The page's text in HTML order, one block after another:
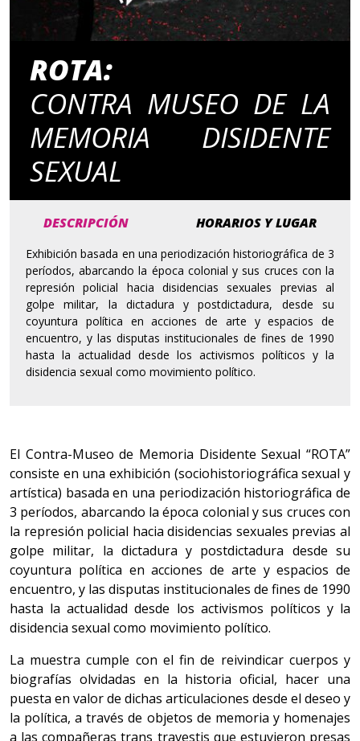
ROTA:
CONTRA MUSEO DE LA
MEMORIA DISIDENTE
SEXUAL
DESCRIPCIÓN HORARIOS Y LUGAR
Exhibición basada en una periodización historiográfica de 3
períodos, abarcando la época colonial y sus cruces con la
represión policial hacia disidencias sexuales previas al
golpe militar, la dictadura y postdictadura, desde su
coyuntura política en acciones de arte y espacios de
encuentro, y las disputas institucionales de fines de 1990
hasta la actualidad desde los activismos políticos y la
disidencia sexual como movimiento político.
El Contra-Museo de Memoria Disidente Sexual “ROTA”
consiste en una exhibición (sociohistoriográfica sexual y
artística) basada en una periodización historiográfica de
3 períodos, abarcando la época colonial y sus cruces con
la represión policial hacia disidencias sexuales previas al
golpe militar, la dictadura y postdictadura desde su
coyuntura política en acciones de arte y espacios de
encuentro, y las disputas institucionales de fines de 1990
hasta la actualidad desde los activismos políticos y la
disidencia sexual como movimiento político.
La muestra cumple con el fin de reivindicar cuerpos y
biografías olvidadas en la historia oficial, hacer una
puesta en valor de dichas articulaciones desde el deseo y
la política, a través de objetos de memoria y homenajes
a las compañeras trans travestis que estuvieron presas